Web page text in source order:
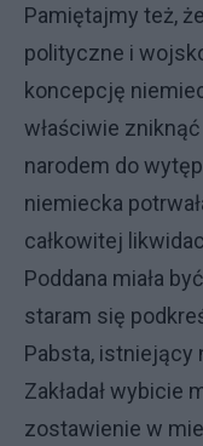
Pamiętajmy też,
polityczne i
koncepcję
właściwie
narodem do
niemiecka
całkowitej
Poddana miała
staram się
Pabsta, istniejący
Zakładał wybicie
zostawienie w